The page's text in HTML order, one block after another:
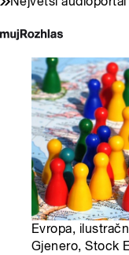
Evropa,
Gjenero, Stock